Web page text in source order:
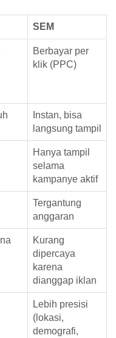
SEM
Berbayar per
klik (PPC)
Instan, bisa
langsung tampil
Hanya tampil
selama
kampanye aktif
Tergantung
anggaran
Kurang
dipercaya
karena
dianggap iklan
Lebih presisi
(lokasi,
demografi,